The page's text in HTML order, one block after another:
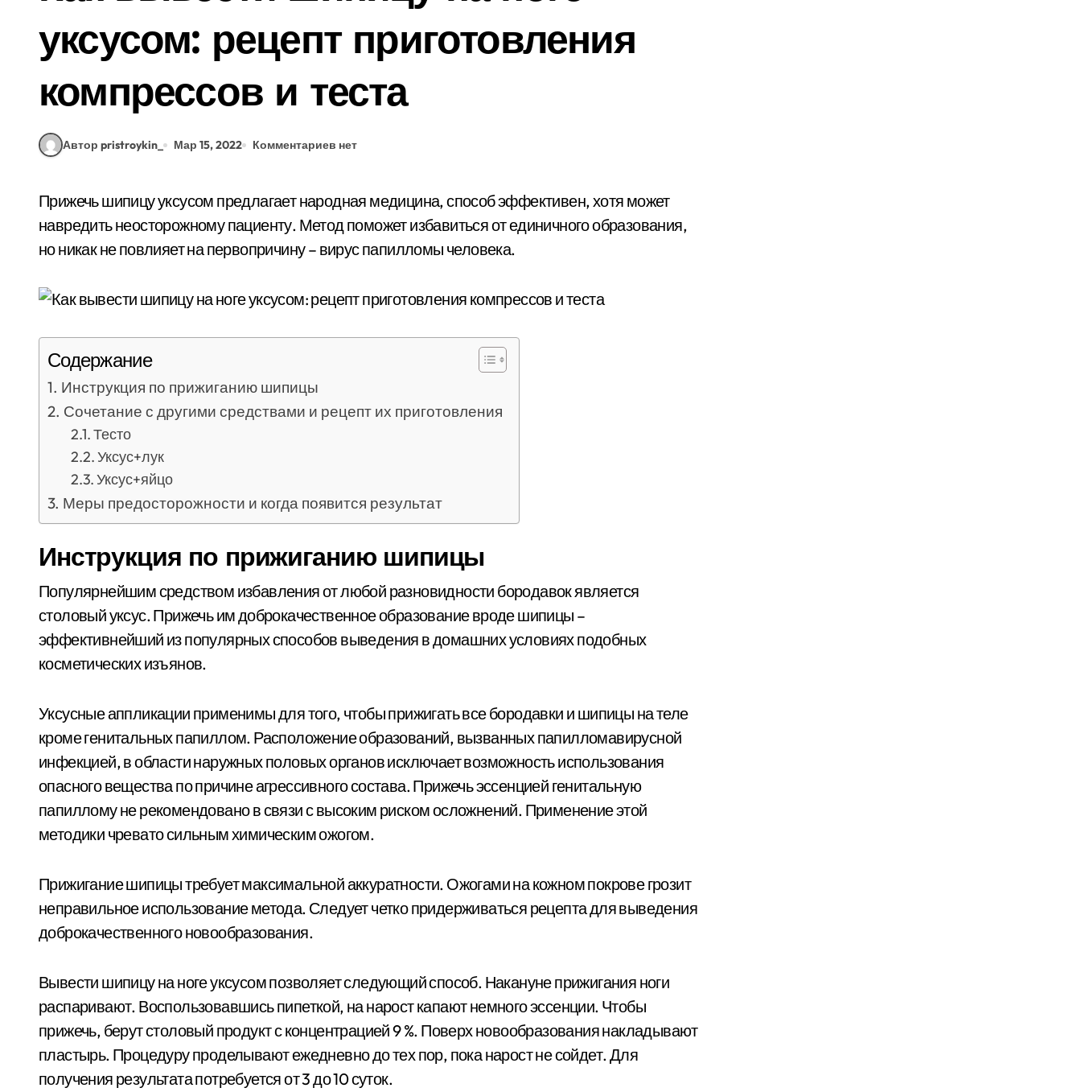
уксусом: рецепт приготовления
компрессов и теста
Автор pristroykin_ Мар 15, 2022 Комментариев нет
Прижечь шипицу уксусом предлагает народная медицина, способ эффективен, хотя может
навредить неосторожному пациенту. Метод поможет избавиться от единичного образования,
но никак не повлияет на первопричину – вирус папилломы человека.
Содержание
Инструкция по прижиганию шипицы
Сочетание с другими средствами и рецепт их приготовления
Тесто
Уксус+лук
Уксус+яйцо
Меры предосторожности и когда появится результат
Инструкция по прижиганию шипицы
Популярнейшим средством избавления от любой разновидности бородавок является
столовый уксус. Прижечь им доброкачественное образование вроде шипицы –
эффективнейший из популярных способов выведения в домашних условиях подобных
косметических изъянов.
Уксусные аппликации применимы для того, чтобы прижигать все бородавки и шипицы на теле
кроме генитальных папиллом. Расположение образований, вызванных папилломавирусной
инфекцией, в области наружных половых органов исключает возможность использования
опасного вещества по причине агрессивного состава. Прижечь эссенцией генитальную
папиллому не рекомендовано в связи с высоким риском осложнений. Применение этой
методики чревато сильным химическим ожогом.
Прижигание шипицы требует максимальной аккуратности. Ожогами на кожном покрове грозит
неправильное использование метода. Следует четко придерживаться рецепта для выведения
доброкачественного новообразования.
Вывести шипицу на ноге уксусом позволяет следующий способ. Накануне прижигания ноги
распаривают. Воспользовавшись пипеткой, на нарост капают немного эссенции. Чтобы
прижечь, берут столовый продукт с концентрацией 9 %. Поверх новообразования накладывают
пластырь. Процедуру проделывают ежедневно до тех пор, пока нарост не сойдет. Для
получения результата потребуется от 3 до 10 суток.